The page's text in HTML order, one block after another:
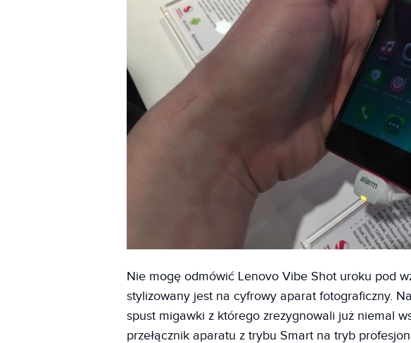
Nie mogę odmówić Lenovo Vibe Shot uroku pod
stylizowany jest na cyfrowy aparat fotograficzny.
spust migawki z którego zrezygnowali już niemal
przełącznik aparatu z trybu Smart na tryb